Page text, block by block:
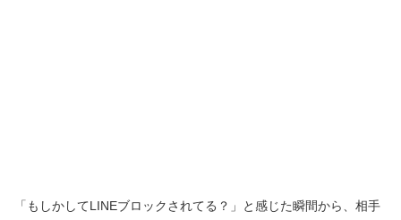
「もしかしてLINEブロックされてる？」と感じた瞬間から、相手